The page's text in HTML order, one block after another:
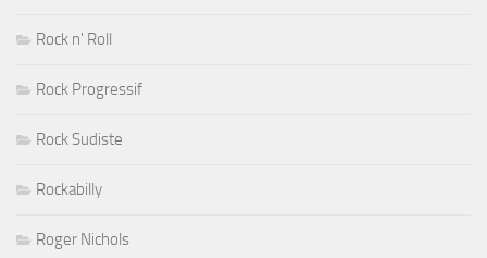
Rock n' Roll
Rock Progressif
Rock Sudiste
Rockabilly
Roger Nichols